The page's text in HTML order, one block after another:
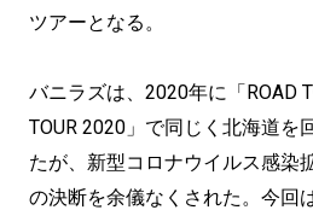
ツアーとなる。
バニラズは、2020年に「ROAD
TOUR 2020」で同じく北海道を
たが、新型コロナウイルス感染
の決断を余儀なくされた。今回